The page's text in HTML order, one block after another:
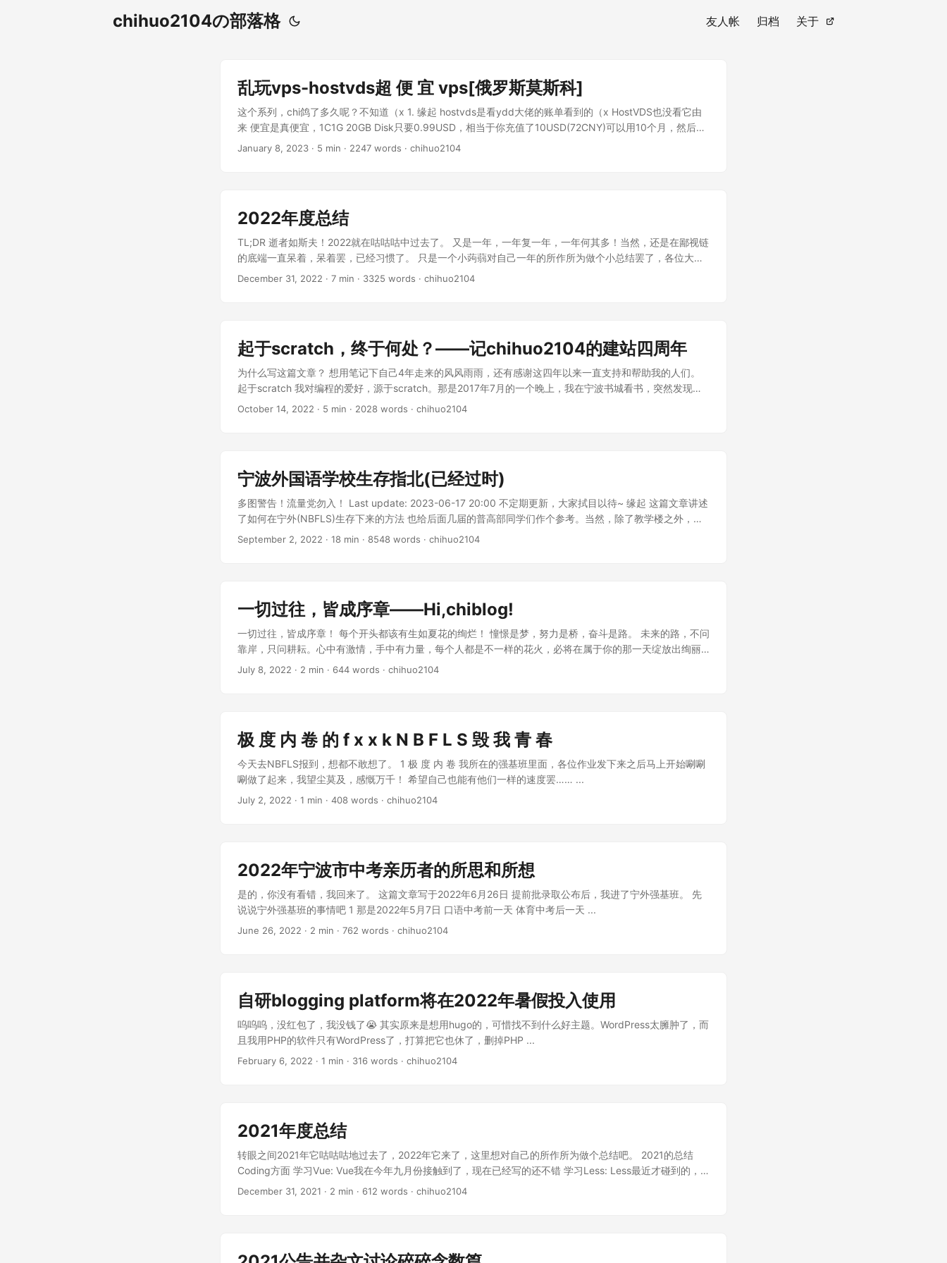
chihuo2104の部落格 友人帐 归档 关于
乱玩vps-hostvds超 便 宜 vps[俄罗斯莫斯科]
这个系列，chi鸽了多久呢？不知道（x 1. 缘起 hostvds是看ydd大佬的账单看到的（x HostVDS也没看它由
来 便宜是真便宜，1C1G 20GB Disk只要0.99USD，相当于你充值了10USD(72CNY)可以用10个月，然后平
均下来每个月只要7块！而且还是按量计费！！！ ...
January 8, 2023 · 5 min · 2247 words · chihuo2104
2022年度总结
TL;DR 逝者如斯夫！2022就在咕咕咕中过去了。 又是一年，一年复一年，一年何其多！当然，还是在鄙视链
的底端一直呆着，呆着罢，已经习惯了。 只是一个小蒟蒻对自己一年的所作所为做个小总结罢了，各位大佬
可以随意看过。 ...
December 31, 2022 · 7 min · 3325 words · chihuo2104
起于scratch，终于何处？——记chihuo2104的建站四周年
为什么写这篇文章？ 想用笔记下自己4年走来的风风雨雨，还有感谢这四年以来一直支持和帮助我的人们。
起于scratch 我对编程的爱好，源于scratch。那是2017年7月的一个晚上，我在宁波书城看书，突然发现了
一本《Scratch少儿趣味编程》,就是这本书，引领我走进编程的殿堂。 ...
October 14, 2022 · 5 min · 2028 words · chihuo2104
宁波外国语学校生存指北(已经过时)
多图警告！流量党勿入！ Last update: 2023-06-17 20:00 不定期更新，大家拭目以待~ 缘起 这篇文章讲述
了如何在宁外(NBFLS)生存下来的方法 也给后面几届的普高部同学们作个参考。当然，除了教学楼之外，食
堂之类的当然和初中部基本差不多（ ...
September 2, 2022 · 18 min · 8548 words · chihuo2104
一切过往，皆成序章——Hi,chiblog!
一切过往，皆成序章！ 每个开头都该有生如夏花的绚烂！ 憧憬是梦，努力是桥，奋斗是路。 未来的路，不问
靠岸，只问耕耘。心中有激情，手中有力量，每个人都是不一样的花火，必将在属于你的那一天绽放出绚丽
的光芒。 ...
July 8, 2022 · 2 min · 644 words · chihuo2104
极 度 内 卷 的 f x x k N B F L S 毁 我 青 春
今天去NBFLS报到，想都不敢想了。 1 极 度 内 卷 我所在的强基班里面，各位作业发下来之后马上开始唰唰
唰做了起来，我望尘莫及，感慨万千！ 希望自己也能有他们一样的速度罢…… ...
July 2, 2022 · 1 min · 408 words · chihuo2104
2022年宁波市中考亲历者的所思和所想
是的，你没有看错，我回来了。 这篇文章写于2022年6月26日 提前批录取公布后，我进了宁外强基班。 先
说说宁外强基班的事情吧 1 那是2022年5月7日 口语中考前一天 体育中考后一天 ...
June 26, 2022 · 2 min · 762 words · chihuo2104
自研blogging platform将在2022年暑假投入使用
呜呜呜，没红包了，我没钱了😭 其实原来是想用hugo的，可惜找不到什么好主题。WordPress太臃肿了，而
且我用PHP的软件只有WordPress了，打算把它也休了，删掉PHP ...
February 6, 2022 · 1 min · 316 words · chihuo2104
2021年度总结
转眼之间2021年它咕咕咕地过去了，2022年它来了，这里想对自己的所作所为做个总结吧。 2021的总结
Coding方面 学习Vue: Vue我在今年九月份接触到了，现在已经写的还不错 学习Less: Less最近才碰到的，
但是因为跟CSS差不多所以更丝滑更好写。 深入学习Node: Node的ES6在学着写，箭头函数真香！ flex等
December 31, 2021 · 2 min · 612 words · chihuo2104